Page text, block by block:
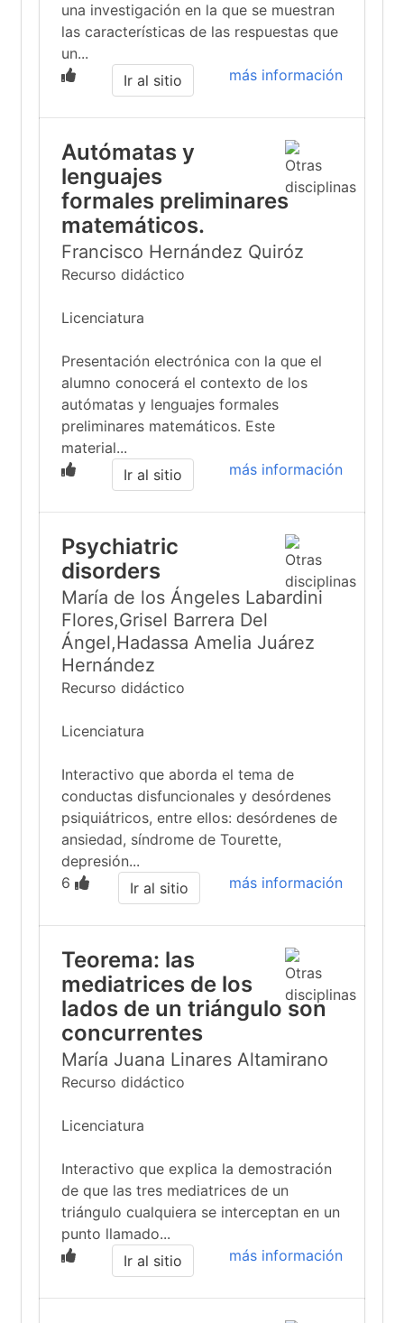
una investigación en la que se muestran
las características de las respuestas que
un...
más información
Ir al sitio
Autómatas y
lenguajes
formales preliminares
matemáticos.
Francisco Hernández Quiróz
Recurso didáctico
Licenciatura
Presentación electrónica con la que el
alumno conocerá el contexto de los
autómatas y lenguajes formales
preliminares matemáticos. Este
material...
más información
Ir al sitio
Psychiatric
disorders
María de los Ángeles Labardini
Flores,Grisel Barrera Del
Ángel,Hadassa Amelia Juárez
Hernández
Recurso didáctico
Licenciatura
Interactivo que aborda el tema de
conductas disfuncionales y desórdenes
psiquiátricos, entre ellos: desórdenes de
ansiedad, síndrome de Tourette,
depresión...
6
más información
Ir al sitio
Teorema: las
mediatrices de los
lados de un triángulo son
concurrentes
María Juana Linares Altamirano
Recurso didáctico
Licenciatura
Interactivo que explica la demostración
de que las tres mediatrices de un
triángulo cualquiera se interceptan en un
punto llamado...
más información
Ir al sitio